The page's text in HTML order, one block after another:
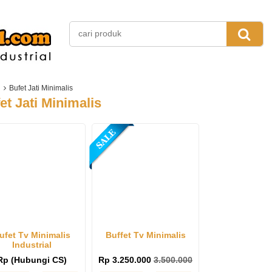
Bufet Jati Minimalis
Jati Minimalis
Tv Minimalis
Industrial
(Hubungi CS)
Buffet Tv Minimalis
Rp 3.250.000 3.500.000